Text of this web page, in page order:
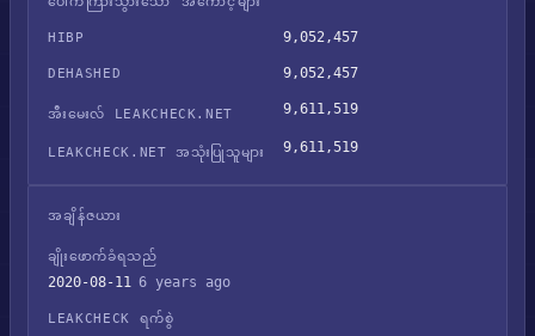
HIBP 9,052,457
DEHASHED 9,052,457
အီးမေးလ် LEAKCHECK.NET 9,611,519
LEAKCHECK.NET အသုံးပြုသူများ 9,611,519
အချိန်ဇယား
ချိုးဖောက်ခံရသည်
2020-08-11 6 years ago
LEAKCHECK ရက်စွဲ